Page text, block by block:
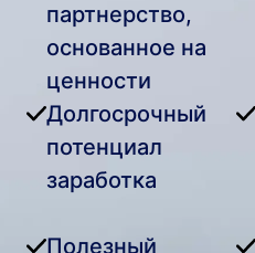
партнерство,
основанное на
ценности
Долгосрочный
потенциал
заработка
Полезный